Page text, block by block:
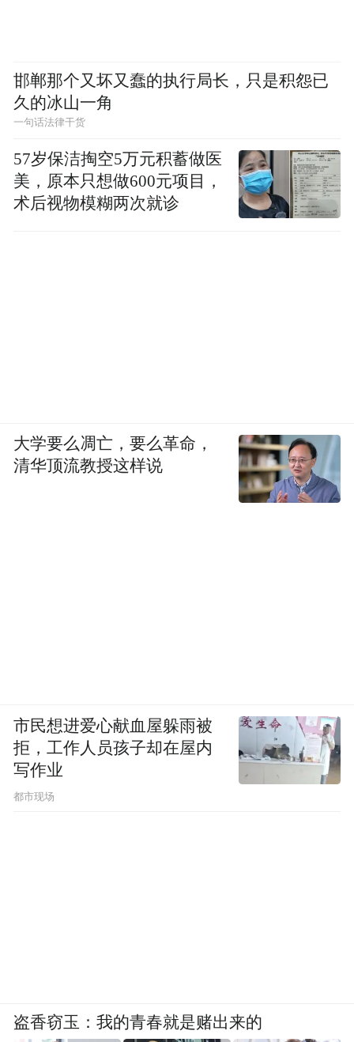
一场球赛开始，正在向文旅、商贸、民间交
往纵深延伸。当“人参”与“海参”握手，当“老
铁”与“兄弟”常走动，东北振兴的底气，就藏
在这30915人的呐喊里。
比分定格1:1，但整装东北的比分，才刚刚开
邯郸那个又坏又蠢的执行局长，只是积怨已
久的冰山一角
一句话法律干货
57岁保洁掏空5万元积蓄做医
美，原本只想做600元项目，
术后视物模糊两次就诊
大学要么凋亡，要么革命，
清华顶流教授这样说
市民想进爱心献血屋躲雨被
拒，工作人员孩子却在屋内
写作业
都市现场
盗香窃玉：我的青春就是赌出来的